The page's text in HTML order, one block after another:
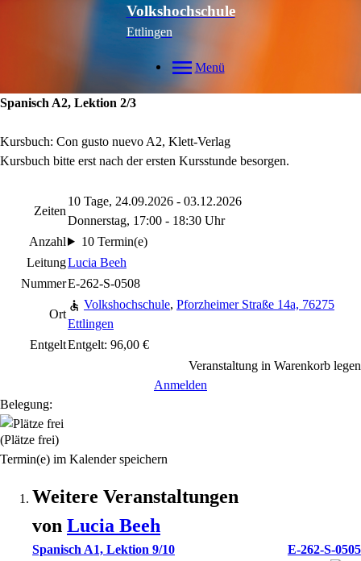
Volkshochschule
Ettlingen
Menü
Spanisch A2, Lektion 2/3
Kursbuch: Con gusto nuevo A2, Klett-Verlag
Kursbuch bitte erst nach der ersten Kursstunde besorgen.
Zeiten
10 Tage, 24.09.2026 - 03.12.2026
Donnerstag, 17:00 - 18:30 Uhr
Anzahl
10 Termin(e)
LeitungLucia Beeh
NummerE-262-S-0508
Ort
Volkshochschule, Pforzheimer Straße 14a, 76275
Ettlingen
EntgeltEntgelt: 96,00 €
Veranstaltung in Warenkorb legen
Anmelden
Belegung:
(Plätze frei)
Termin(e) im Kalender speichern
Weitere Veranstaltungen
von Lucia Beeh
Spanisch A1, Lektion 9/10
E-262-S-0505